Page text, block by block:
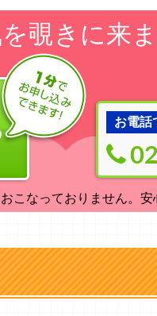
覗きに来
お電話
なっておりません。安